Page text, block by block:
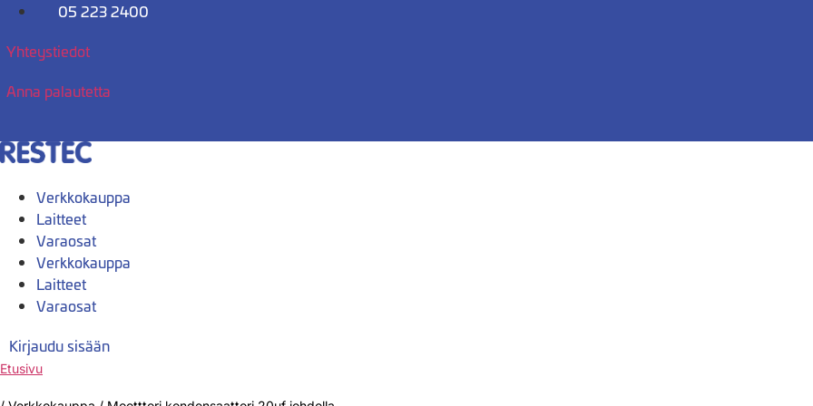
Mene
05 223 2400
Yhteystiedot
Anna palautetta
Verkkokauppa
Laitteet
Varaosat
Verkkokauppa
Laitteet
Varaosat
Kirjaudu sisään
Etusivu